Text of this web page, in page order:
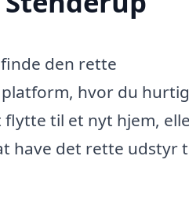
den rette
hvor du
til et nyt hjem,
have det rette udstyr